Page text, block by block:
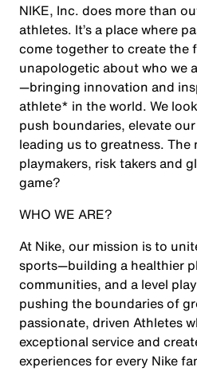
NIKE, Inc. does more than
athletes. It’s a place where
come together to create the
unapologetic about who we
—bringing innovation and
athlete* in the world. We
push boundaries, elevate
leading us to greatness. The
playmakers, risk takers and
game?
WHO WE ARE?
At Nike, our mission is to
sports—building a healthier
communities, and a level
pushing the boundaries of
passionate, driven Athletes
exceptional service and
experiences for every Nike